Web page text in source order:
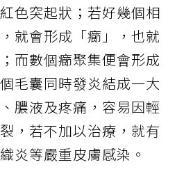
色突起狀；若好幾個相
就會形成「癤」，也就
；而數個癤聚集便會形成
毛囊同時發炎結成一大
膿液及疼痛，容易因輕
，若不加以治療，就有
炎等嚴重皮膚感染。